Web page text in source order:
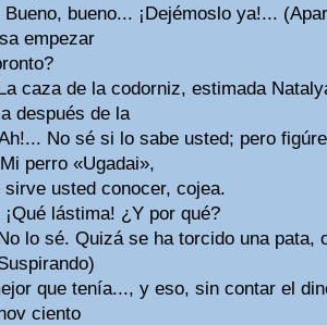
bueno... ¡Dejémoslo ya!...
empezar
caza de la codorniz, estimada
después de la
No sé si lo sabe usted; pero
perro «Ugadai»,
sirve usted conocer, cojea.
lástima! ¿Y por qué?
lo sé. Quizá se ha torcido una pata,
que tenía..., y eso, sin contar el
ciento